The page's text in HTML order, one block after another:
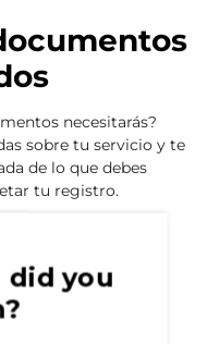
necesitarás?
sobre tu servicio y te
de lo que debes
tu registro.